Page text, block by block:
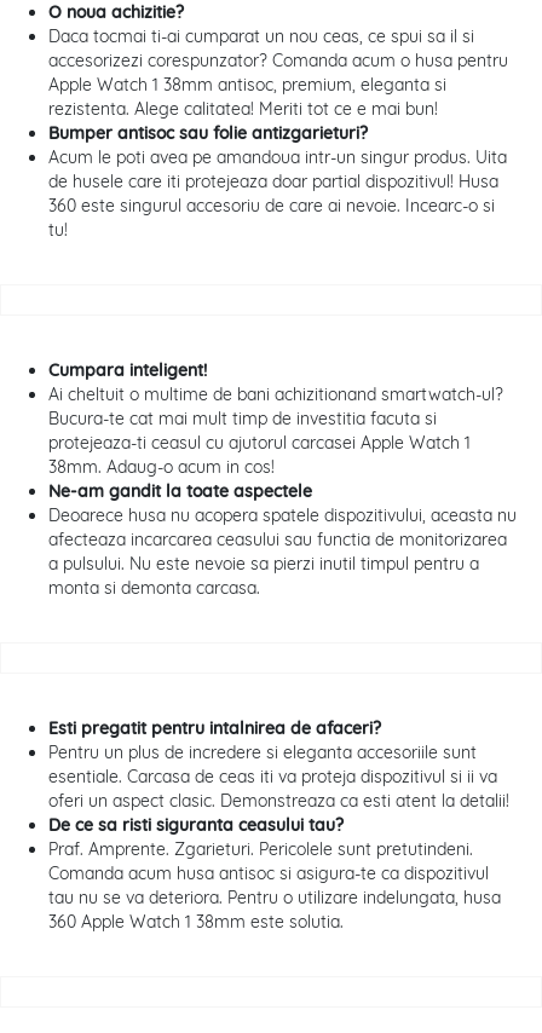
O noua achizitie?
Daca tocmai ti-ai cumparat un nou ceas, ce spui sa il si
accesorizezi corespunzator? Comanda acum o husa pentru
Apple Watch 1 38mm antisoc, premium, eleganta si
rezistenta. Alege calitatea! Meriti tot ce e mai bun!
Bumper antisoc sau folie antizgarieturi?
Acum le poti avea pe amandoua intr-un singur produs. Uita
de husele care iti protejeaza doar partial dispozitivul! Husa
360 este singurul accesoriu de care ai nevoie. Incearc-o si
tu!
Cumpara inteligent!
Ai cheltuit o multime de bani achizitionand smartwatch-ul?
Bucura-te cat mai mult timp de investitia facuta si
protejeaza-ti ceasul cu ajutorul carcasei Apple Watch 1
38mm. Adaug-o acum in cos!
Ne-am gandit la toate aspectele
Deoarece husa nu acopera spatele dispozitivului, aceasta nu
afecteaza incarcarea ceasului sau functia de monitorizarea
a pulsului. Nu este nevoie sa pierzi inutil timpul pentru a
monta si demonta carcasa.
Esti pregatit pentru intalnirea de afaceri?
Pentru un plus de incredere si eleganta accesoriile sunt
esentiale. Carcasa de ceas iti va proteja dispozitivul si ii va
oferi un aspect clasic. Demonstreaza ca esti atent la detalii!
De ce sa risti siguranta ceasului tau?
Praf. Amprente. Zgarieturi. Pericolele sunt pretutindeni.
Comanda acum husa antisoc si asigura-te ca dispozitivul
tau nu se va deteriora. Pentru o utilizare indelungata, husa
360 Apple Watch 1 38mm este solutia.